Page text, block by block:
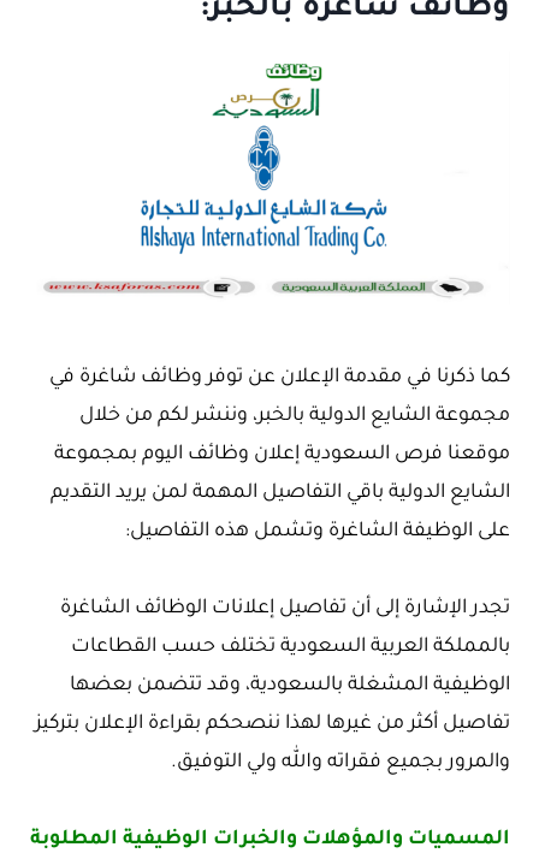
وظائف شاغرة بالخبر:
كما ذكرنا في مقدمة الإعلان عن توفر وظائف شاغرة في
مجموعة الشايع الدولية بالخبر، وننشر لكم من خلال
موقعنا فرص السعودية إعلان وظائف اليوم بمجموعة
الشايع الدولية باقي التفاصيل المهمة لمن يريد التقديم
على الوظيفة الشاغرة وتشمل هذه التفاصيل:
تجدر الإشارة إلى أن تفاصيل إعلانات الوظائف الشاغرة
بالمملكة العربية السعودية تختلف حسب القطاعات
الوظيفية المشغلة بالسعودية، وقد تتضمن بعضها
تفاصيل أكثر من غيرها لهذا ننصحكم بقراءة الإعلان بتركيز
والمرور بجميع فقراته والله ولي التوفيق.
المسميات والمؤهلات والخبرات الوظيفية المطلوبة